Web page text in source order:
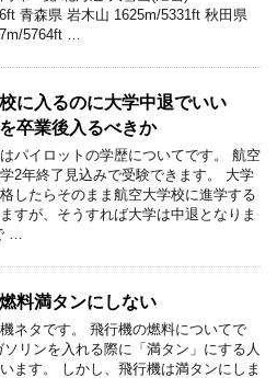
青森県 岩木山 1625m/5331ft 秋田県
5764ft …
に入るのに大学中退でいい
卒業後入るべきか
パイロットの学歴についてです。 航空
2年終了見込みで受験できます。 大学
したらそのまま航空大学校に進学する
すが、そうすれば大学は中退となりま
…
料満タンにしない
ネタです。 飛行機の燃料についてで
リンを入れる際に「満タン」にする人
ます。 しかし、飛行機は満タンにしま